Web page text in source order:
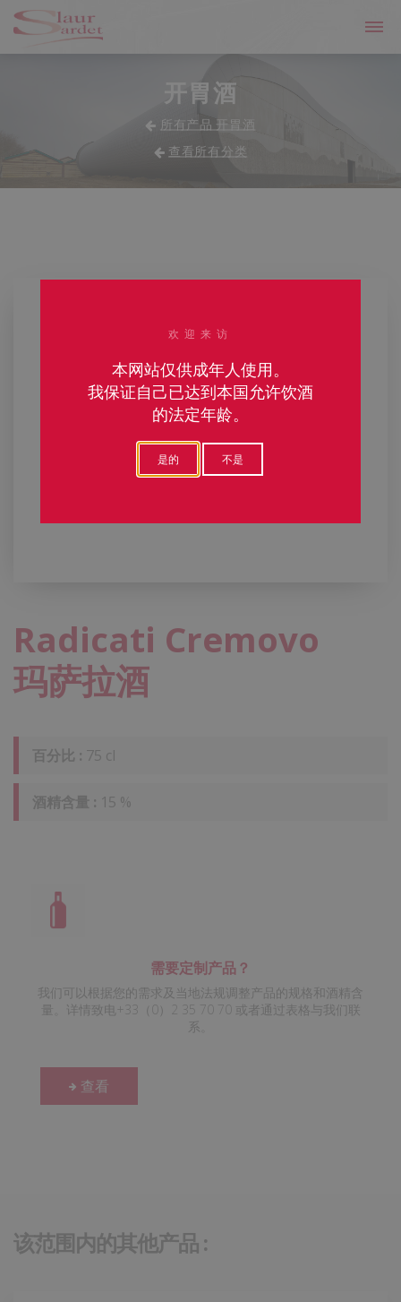
开胃酒
所有产品 开胃酒
查看所有分类
Radicati Cremovo
玛萨拉酒
百分比 : 75 cl
酒精含量 : 15 %
需要定制产品？
我们可以根据您的需求及当地法规调整产品的规格和酒精含
量。详情致电+33（0）2 35 70 70 或者通过表格与我们联
系。
查看
该范围内的其他产品 :
欢迎来访
本网站仅供成年人使用。
我保证自己已达到本国允许饮酒
的法定年龄。
是的 不是